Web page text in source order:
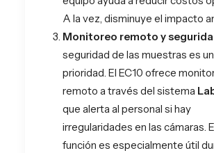
A la vez, disminuye el impacto
Monitoreo remoto y
seguridad de las muestras es
prioridad. El EC10 ofrece
remoto a través del sistema
que alerta al personal si hay
irregularidades en las cámaras.
función es especialmente útil